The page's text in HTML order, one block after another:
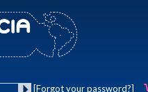
[Forgot your password?]